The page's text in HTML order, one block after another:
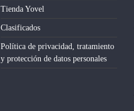
Tienda Yovel
Clasificados
Política de privacidad, tratamiento
y protección de datos personales